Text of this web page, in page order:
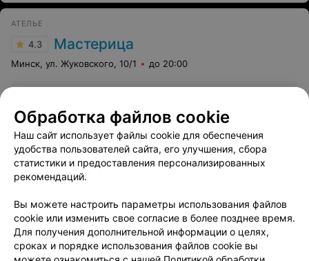
АТЕЛЬЕ
4.3 Мастерица
Минск, ул. Жуковского, 10/1 до 20:00
Отзывы22 Все адреса
Обработка файлов cookie
Наш сайт использует файлы cookie для обеспечения
удобства пользователей сайта, его улучшения, сбора
статистики и предоставления персонализированных
рекомендаций.
Вы можете настроить параметры использования файлов
cookie или изменить свое согласие в более позднее время.
Для получения дополнительной информации о целях,
сроках и порядке использования файлов cookie вы